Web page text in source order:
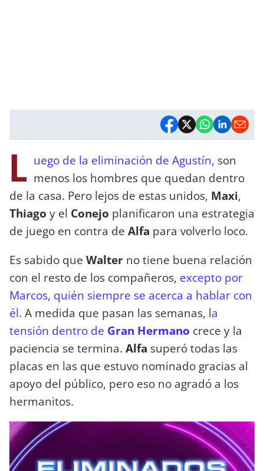
L uego de la eliminación de Agustín, son
menos los hombres que quedan dentro
de la casa. Pero lejos de estas unidos, Maxi,
Thiago y el Conejo planificaron una estrategia
de juego en contra de Alfa para volverlo loco.
Es sabido que Walter no tiene buena relación
con el resto de los compañeros, excepto por
Marcos, quién siempre se acerca a hablar con
él. A medida que pasan las semanas, la
tensión dentro de Gran Hermano crece y la
paciencia se termina. Alfa superó todas las
placas en las que estuvo nominado gracias al
apoyo del público, pero eso no agradó a los
hermanitos.